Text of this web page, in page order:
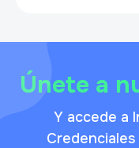
Únete a
Y accede a